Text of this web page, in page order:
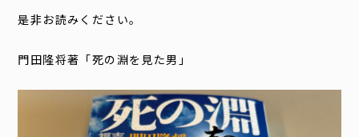
是非お読みください。
門田隆将著「死の淵を見た男」